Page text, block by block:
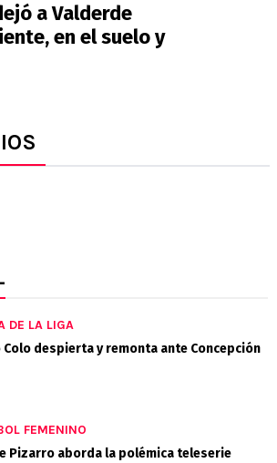
a Valderde
en el suelo y
DE LA LIGA
Colo despierta y remonta ante Concepción
FEMENINO
Pizarro aborda la polémica teleserie